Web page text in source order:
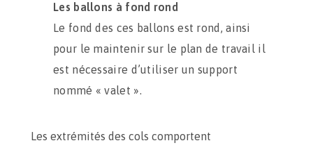
Les ballons à fond rond
Le fond des ces ballons est rond, ainsi
pour le maintenir sur le plan de travail il
est nécessaire d’utiliser un support
nommé « valet ».
Les extrémités des cols comportent